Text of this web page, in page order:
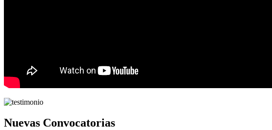
Nuevas Convocatorias